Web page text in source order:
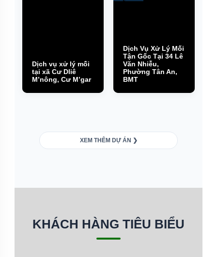
Dịch vụ xử lý mối
tại xã Cư Dliê
M’nông, Cư M’gar
Dịch Vụ Xử Lý Mối
Tận Gốc Tại 34 Lê
Văn Nhiễu,
Phường Tân An,
BMT
XEM THÊM DỰ ÁN ❯
KHÁCH HÀNG TIÊU BIỂU